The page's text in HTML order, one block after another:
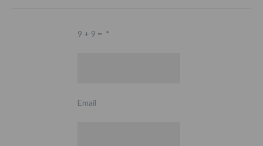
9 + 9 = *
Email